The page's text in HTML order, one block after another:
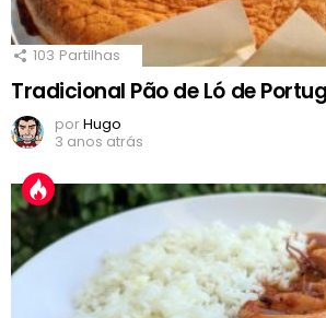
103 Partilhas
Tradicional Pão de Ló de
porHugo
3 anos atrás